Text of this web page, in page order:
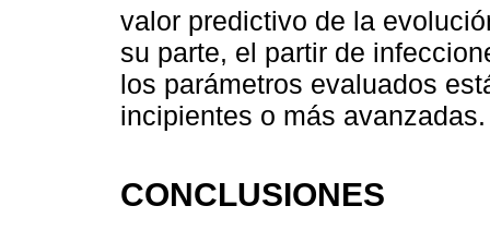
valor predictivo de la
su parte, el partir de
los parámetros evaluados
incipientes o más avanzadas.
CONCLUSIONES